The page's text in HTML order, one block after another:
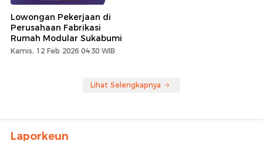
Lowongan Pekerjaan di
Perusahaan Fabrikasi
Rumah Modular Sukabumi
Kamis, 12 Feb 2026 04:30 WIB
Lihat Selengkapnya
Laporkeun